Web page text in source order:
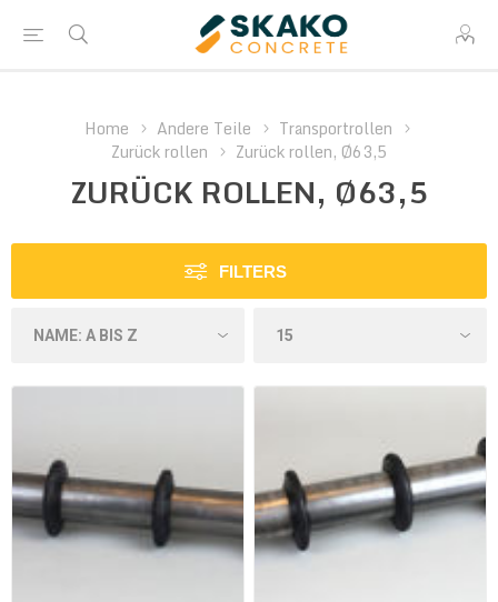
Home Andere Teile
Transportrollen
Zurück rollen
Zurück rollen, Ø63,5
ZURÜCK ROLLEN, Ø63,5
FILTERS